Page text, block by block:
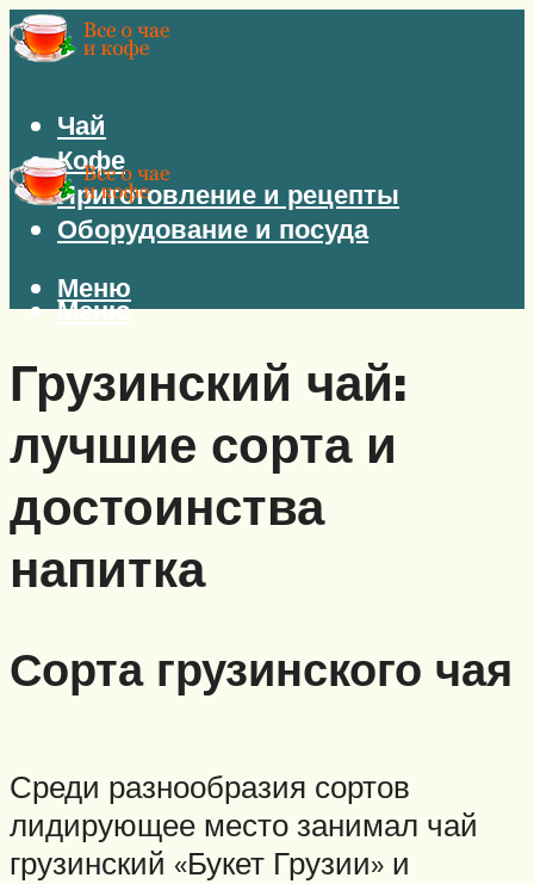
Чай
Кофе
Приготовление и рецепты
Оборудование и посуда
Меню
Меню
Грузинский чай:
лучшие сорта и
достоинства
напитка
Сорта грузинского чая
Среди разнообразия сортов
лидирующее место занимал чай
грузинский «Букет Грузии» и